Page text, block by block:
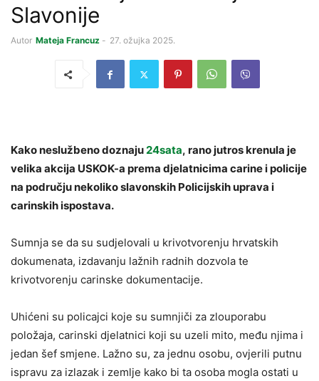
Slavonije
Autor Mateja Francuz - 27. ožujka 2025.
Kako neslužbeno doznaju24sata, rano jutros krenula je
velika akcija USKOK-a prema djelatnicima carine i policije
na području nekoliko slavonskih Policijskih uprava i
carinskih ispostava.
Sumnja se da su sudjelovali u krivotvorenju hrvatskih
dokumenata, izdavanju lažnih radnih dozvola te
krivotvorenju carinske dokumentacije.
Uhićeni su policajci koje su sumnjiči za zlouporabu
položaja, carinski djelatnici koji su uzeli mito, među njima i
jedan šef smjene. Lažno su, za jednu osobu, ovjerili putnu
ispravu za izlazak i zemlje kako bi ta osoba mogla ostati u